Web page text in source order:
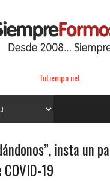
Tutiempo.net
insta un
19